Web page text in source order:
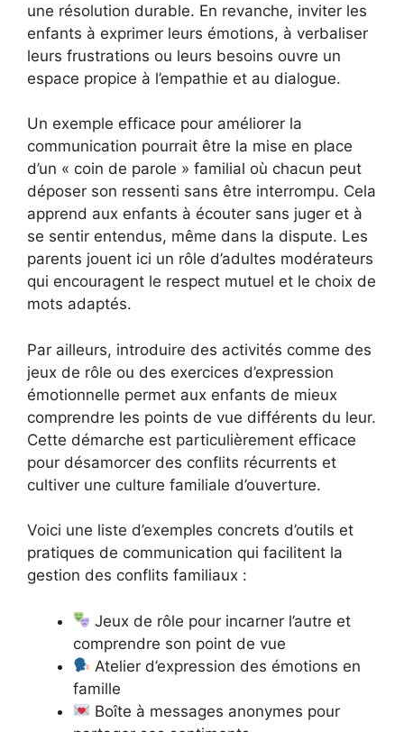
une résolution durable. En revanche, inviter les
enfants à exprimer leurs émotions, à verbaliser
leurs frustrations ou leurs besoins ouvre un
espace propice à l’empathie et au dialogue.
Un exemple efficace pour améliorer la
communication pourrait être la mise en place
d’un « coin de parole » familial où chacun peut
déposer son ressenti sans être interrompu. Cela
apprend aux enfants à écouter sans juger et à
se sentir entendus, même dans la dispute. Les
parents jouent ici un rôle d’adultes modérateurs
qui encouragent le respect mutuel et le choix de
mots adaptés.
Par ailleurs, introduire des activités comme des
jeux de rôle ou des exercices d’expression
émotionnelle permet aux enfants de mieux
comprendre les points de vue différents du leur.
Cette démarche est particulièrement efficace
pour désamorcer des conflits récurrents et
cultiver une culture familiale d’ouverture.
Voici une liste d’exemples concrets d’outils et
pratiques de communication qui facilitent la
gestion des conflits familiaux :
Jeux de rôle pour incarner l’autre et
comprendre son point de vue
Atelier d’expression des émotions en
famille
Boîte à messages anonymes pour